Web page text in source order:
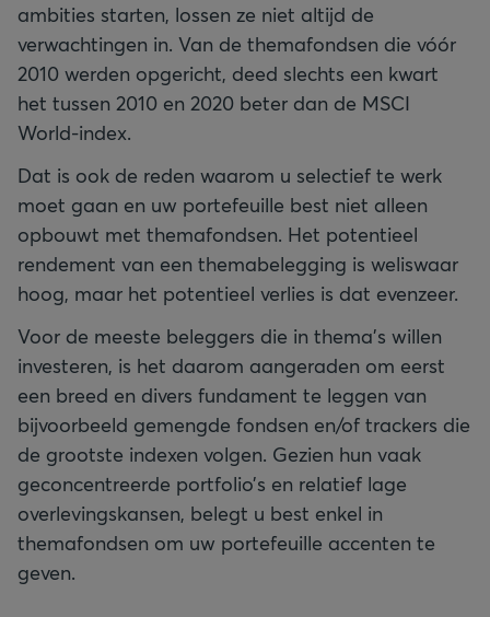
ambities starten, lossen ze niet altijd de
verwachtingen in. Van de themafondsen die vóór
2010 werden opgericht, deed slechts een kwart
het tussen 2010 en 2020 beter dan de MSCI
World-index.
Dat is ook de reden waarom u selectief te werk
moet gaan en uw portefeuille best niet alleen
opbouwt met themafondsen. Het potentieel
rendement van een themabelegging is weliswaar
hoog, maar het potentieel verlies is dat evenzeer.
Voor de meeste beleggers die in thema’s willen
investeren, is het daarom aangeraden om eerst
een breed en divers fundament te leggen van
bijvoorbeeld gemengde fondsen en/of trackers die
de grootste indexen volgen. Gezien hun vaak
geconcentreerde portfolio’s en relatief lage
overlevingskansen, belegt u best enkel in
themafondsen om uw portefeuille accenten te
geven.